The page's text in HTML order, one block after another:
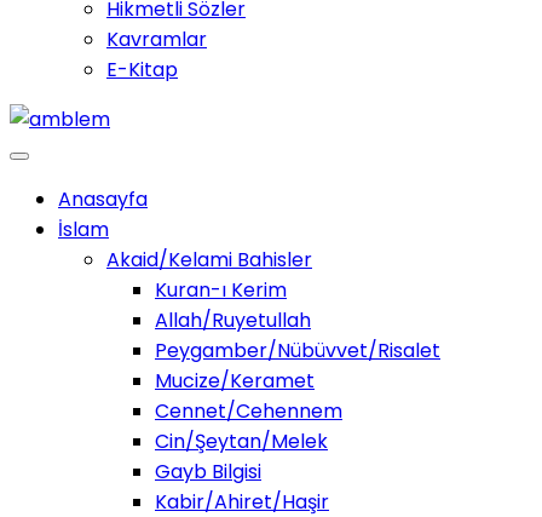
Hikmetli Sözler
Kavramlar
E-Kitap
Anasayfa
İslam
Akaid/Kelami Bahisler
Kuran-ı Kerim
Allah/Ruyetullah
Peygamber/Nübüvvet/Risalet
Mucize/Keramet
Cennet/Cehennem
Cin/Şeytan/Melek
Gayb Bilgisi
Kabir/Ahiret/Haşir